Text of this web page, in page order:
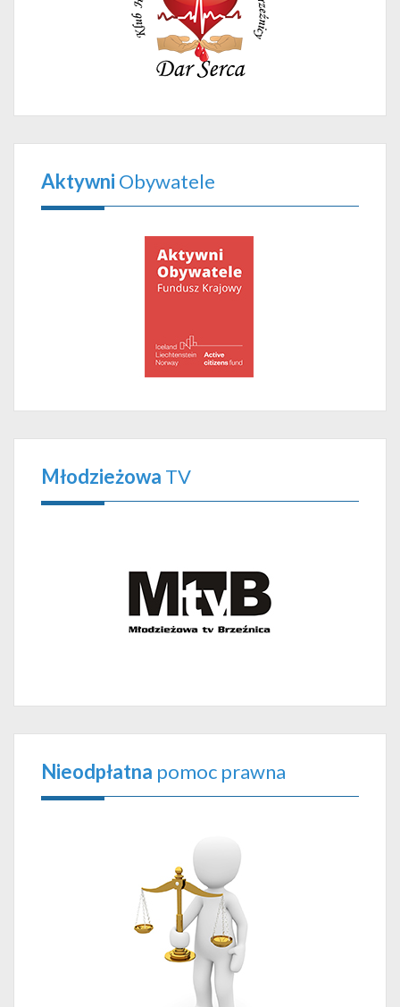
Aktywni Obywatele
Młodzieżowa TV
Nieodpłatna pomoc prawna